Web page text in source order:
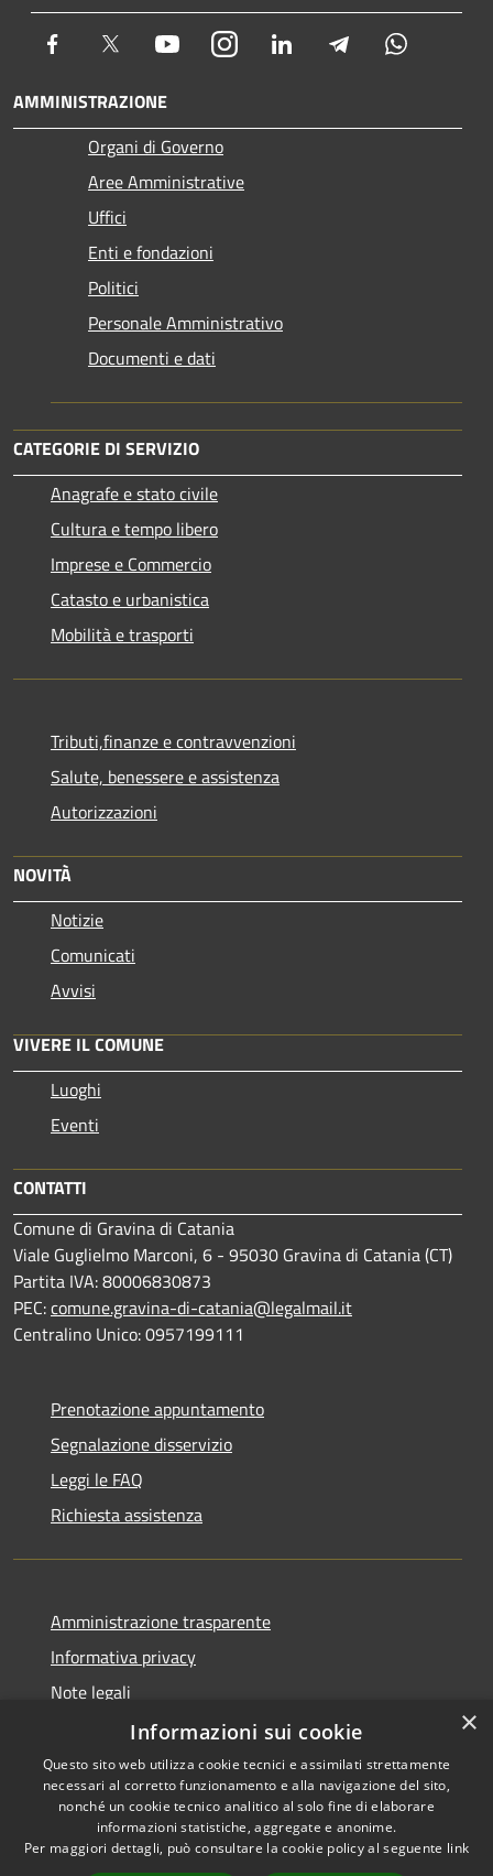
Facebook Twitter YoutubeInstagram LinkedIn Telegram
AMMINISTRAZIONE
Organi di Governo
Aree Amministrative
Uffici
Enti e fondazioni
Politici
Personale Amministrativo
Documenti e dati
CATEGORIE DI SERVIZIO
Anagrafe e stato civile
Cultura e tempo libero
Imprese e Commercio
Catasto e urbanistica
Mobilità e trasporti
Tributi,finanze e contravvenzioni
Salute, benessere e assistenza
Autorizzazioni
NOVITÀ
Notizie
Comunicati
Avvisi
VIVERE IL COMUNE
Luoghi
Eventi
CONTATTI
Comune di Gravina di Catania
Viale Guglielmo Marconi, 6 - 95030 Gravina di Catania (CT)
Partita IVA: 80006830873
PEC:comune.gravina-di-catania@legalmail.it
Centralino Unico: 0957199111
Prenotazione appuntamento
Segnalazione disservizio
Leggi le FAQ
Richiesta assistenza
Amministrazione trasparente
Informativa privacy
Note legali
Dichiarazione di accessibilità
RSS
Accessibilità
Copyright © 2026 • Comune di
Gravina di Catania • Powered
×
Informazioni sui cookie
Questo sito web utilizza cookie tecnici e assimilati strettamente
necessari al corretto funzionamento e alla navigazione del sito,
nonché un cookie tecnico analitico al solo fine di elaborare
informazioni statistiche, aggregate e anonime.
Per maggiori dettagli, può consultare la cookie policy al seguente link